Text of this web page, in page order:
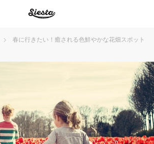
春に行きたい！癒される色鮮やかな花畑スポット